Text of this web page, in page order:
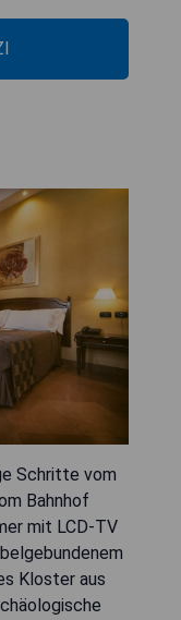
Schritte vom
Bahnhof
mit LCD-TV
Kloster aus